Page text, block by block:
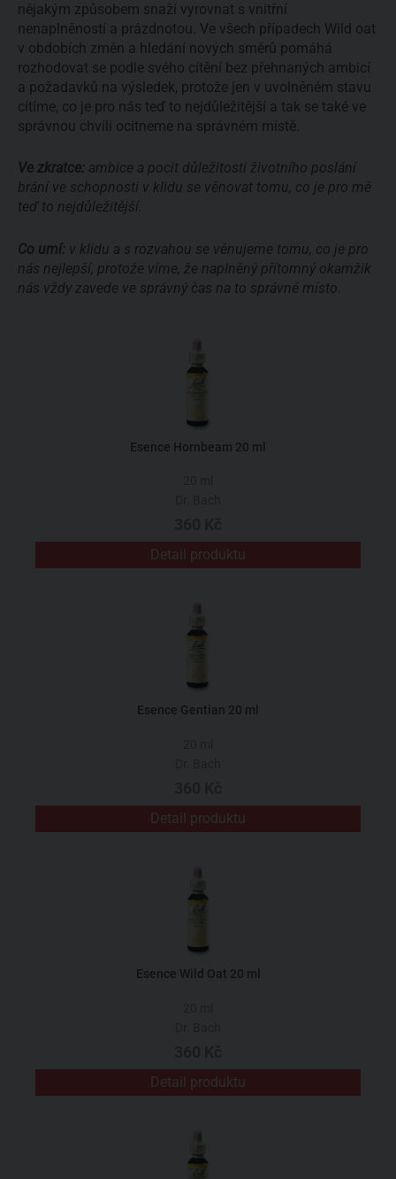
nějakým způsobem snaží vyrovnat s vnitřní
nenaplněností a prázdnotou. Ve všech případech Wild oat
v obdobích změn a hledání nových směrů pomáhá
rozhodovat se podle svého cítění bez přehnaných ambicí
a požadavků na výsledek, protože jen v uvolněném stavu
cítíme, co je pro nás teď to nejdůležitější a tak se také ve
správnou chvíli ocitneme na správném místě.
Ve zkratce: ambice a pocit důležitosti životního poslání
brání ve schopnosti v klidu se věnovat tomu, co je pro mě
teď to nejdůležitější.
Co umí: v klidu a s rozvahou se věnujeme tomu, co je pro
nás nejlepší, protože víme, že naplněný přítomný okamžik
nás vždy zavede ve správný čas na to správné místo.
Esence Hornbeam 20 ml
Detail produktu
Esence Gentian 20 ml
Detail produktu
Esence Wild Oat 20 ml
Detail produktu